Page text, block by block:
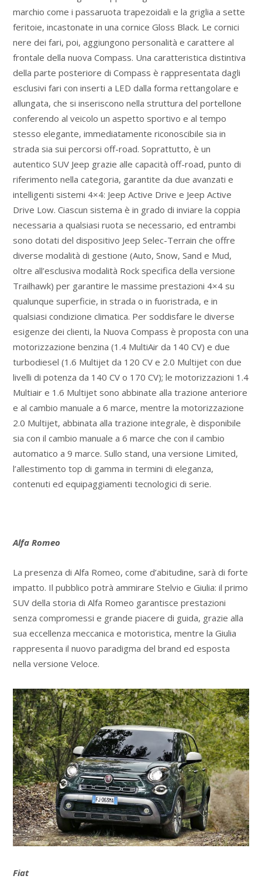
marchio come i passaruota trapezoidali e la griglia a sette
feritoie, incastonate in una cornice Gloss Black. Le cornici
nere dei fari, poi, aggiungono personalità e carattere al
frontale della nuova Compass. Una caratteristica distintiva
della parte posteriore di Compass è rappresentata dagli
esclusivi fari con inserti a LED dalla forma rettangolare e
allungata, che si inseriscono nella struttura del portellone
conferendo al veicolo un aspetto sportivo e al tempo
stesso elegante, immediatamente riconoscibile sia in
strada sia sui percorsi off-road. Soprattutto, è un
autentico SUV Jeep grazie alle capacità off-road, punto di
riferimento nella categoria, garantite da due avanzati e
intelligenti sistemi 4×4: Jeep Active Drive e Jeep Active
Drive Low. Ciascun sistema è in grado di inviare la coppia
necessaria a qualsiasi ruota se necessario, ed entrambi
sono dotati del dispositivo Jeep Selec-Terrain che offre
diverse modalità di gestione (Auto, Snow, Sand e Mud,
oltre all’esclusiva modalità Rock specifica della versione
Trailhawk) per garantire le massime prestazioni 4×4 su
qualunque superficie, in strada o in fuoristrada, e in
qualsiasi condizione climatica. Per soddisfare le diverse
esigenze dei clienti, la Nuova Compass è proposta con una
motorizzazione benzina (1.4 MultiAir da 140 CV) e due
turbodiesel (1.6 Multijet da 120 CV e 2.0 Multijet con due
livelli di potenza da 140 CV o 170 CV); le motorizzazioni 1.4
Multiair e 1.6 Multijet sono abbinate alla trazione anteriore
e al cambio manuale a 6 marce, mentre la motorizzazione
2.0 Multijet, abbinata alla trazione integrale, è disponibile
sia con il cambio manuale a 6 marce che con il cambio
automatico a 9 marce. Sullo stand, una versione Limited,
l’allestimento top di gamma in termini di eleganza,
contenuti ed equipaggiamenti tecnologici di serie.
Alfa Romeo
La presenza di Alfa Romeo, come d’abitudine, sarà di forte
impatto. Il pubblico potrà ammirare Stelvio e Giulia: il primo
SUV della storia di Alfa Romeo garantisce prestazioni
senza compromessi e grande piacere di guida, grazie alla
sua eccellenza meccanica e motoristica, mentre la Giulia
rappresenta il nuovo paradigma del brand ed esposta
nella versione Veloce.
Fiat